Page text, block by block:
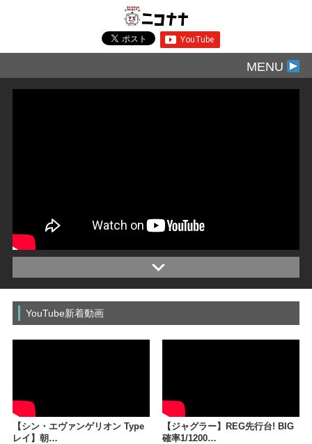
MENU
朝一から「マイジャグラー5」を実戦!
当たってないのは自分だけ!? BIGが流れを変えた!
【出演者】星野るり
【収録店舗】ニラク平店
YouTube新着動画
【シン・エヴァンゲリオン Type
レイ】朝…
【ジャグラー】REG先行台! BIG
確率1/1200…